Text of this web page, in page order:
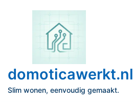
domoticawerkt.nl
Slim wonen, eenvoudig gemaakt.